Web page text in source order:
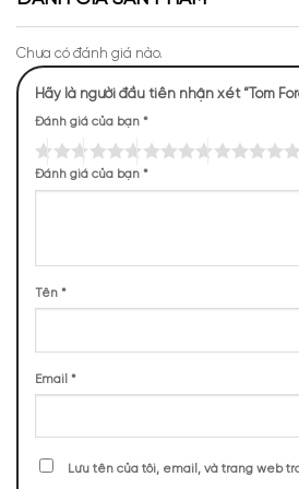
Mùi hương chai nước hoa Tom
EDP
Chưa có đánh giá nào.
Hãy là người đầu tiên nhận xét “Tom
Đánh giá của bạn *
Đánh giá của bạn *
Tên *
Email *
Lưu tên của tôi, email, và trang web